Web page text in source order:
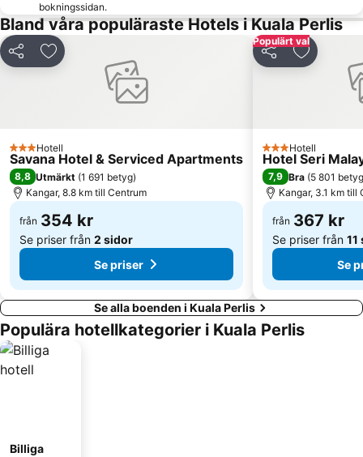
bokningssidan.
Bland våra populäraste Hotels i Kuala Perlis
Dela Lägg till i Mina Favoriter
3 Stjärnor
Hotell
Savana Hotel & Serviced Apartments
8,8 Utmärkt (1 691 betyg)
Kangar, 8.8 km till Centrum
från 354 kr
Se priser från 2 sidor
Se priser
Populärt val
Dela Lägg till i
3 Stjärnor
Hotell
Hotel Seri
7,9 Bra (5 801 betyg
Kangar, 3.1 km till
från 367 kr
Se priser från 11
Se
Se alla boenden i Kuala Perlis
Populära hotellkategorier i Kuala Perlis
Billiga